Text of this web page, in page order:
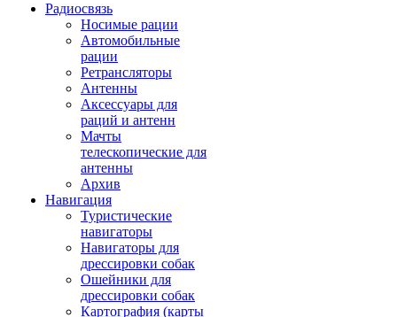
Радиосвязь
Носимые рации
Автомобильные
рации
Ретрансляторы
Антенны
Аксессуары для
раций и антенн
Мачты
телескопические для
антенны
Архив
Навигация
Туристические
навигаторы
Навигаторы для
дрессировки собак
Ошейники для
дрессировки собак
Картография (карты